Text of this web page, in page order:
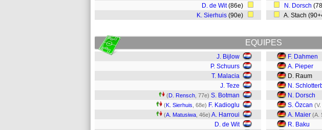
D. de Wit(86e)
K. Sierhuis (90e)
N. Dorsch
A. Stach
EQUIPES
J. Bijlow
P. Schuurs
T. Malacia
J. Teze
(D. Rensch , 77e) S. Botman
(K. Sierhuis , 68e) F. Kadioglu
(A. Matusiwa , 46e) A. Harroui
D. de Wit
F. Dahmen
A. Pieper
D. Raum
N.
N. Dorsch
S. Özcan
A. Maier (A.
R. Baku